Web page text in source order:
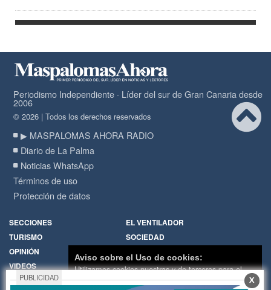
Periodismo Independiente · Líder del sur de Gran Canaria desde
2006
© 2026 | Todos los derechos reservados
▶ MASPALOMAS AHORA RADIO
Diario de La Palma
Noticias WhatsApp
Términos de uso
Protección de datos
SECCIONES
EL VENTILADOR
TURISMO
SOCIEDAD
OPINIÓN
VIDEOS
RADIO
PUBLICIDAD X
Aviso sobre el Uso de cookies:
Utilizamos cookies nuestras y de terceros para el
funcionamiento del digital. Puedes consultar la lista